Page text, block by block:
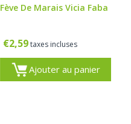
Fève De Marais Vicia Faba
€2,59 taxes incluses
Ajouter au panier